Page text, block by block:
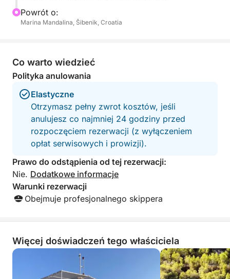
jest sprzęt do snorkelingu (maska i rurka), dzięki
czemu możesz odkrywać podwodny świat w
Ta prywatna wycieczka stawia na elastyczność –
możesz poświęcić więcej czasu na pływanie,
zwiedzanie wyspiarskiej wioski lub po prostu relaks
na łodzi, ciesząc się adriatyckim słońcem. Bez
tłumów i sztywnego harmonogramu, dzień upływa
zgodnie z Twoimi życzeniami.
Idealna dla gości poszukujących prywatności,
komfortu i autentycznego skakania po wyspach, ta
wycieczka motorówką oferuje prawdziwie osobisty
sposób na odkrywanie piękna wybrzeża Szybenika.
Powrót o:
Marina Mandalina, Šibenik, Croatia
Co warto wiedzieć
Polityka anulowania
Elastyczne
Otrzymasz pełny zwrot kosztów, jeśli
anulujesz co najmniej 24 godziny przed
rozpoczęciem rezerwacji (z wyłączeniem
opłat serwisowych i prowizji).
Prawo do odstąpienia od tej rezerwacji:
Nie. Dodatkowe informacje
Warunki rezerwacji
Obejmuje profesjonalnego skippera
Więcej doświadczeń tego właściciela